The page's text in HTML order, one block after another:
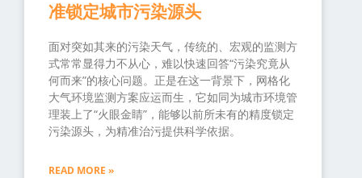
准锁定城市污染源头
面对突如其来的污染天气，传统的、宏观的监测方
式常常显得力不从心，难以快速回答“污染究竟从
何而来”的核心问题。正是在这一背景下，网格化
大气环境监测方案应运而生，它如同为城市环境管
理装上了“火眼金睛”，能够以前所未有的精度锁定
污染源头，为精准治污提供科学依据。
READ MORE »